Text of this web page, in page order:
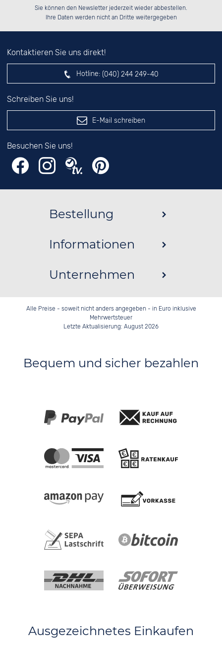
██░░░░░░██░░░░░░░░░░██░░██░░░░░░
██████░░██████░░░░████░░██████░░
░░░░██░░██░░██░░░░░░██░░██░░██░░
Bitte tragen Sie die Zahl in
das nebenstehende Feld ein.
Sie können den Newsletter jederzeit wieder abbestellen.
Ihre Daten werden nicht an Dritte weitergegeben
Kontaktieren Sie uns direkt!
Hotline: (040) 244 249-40
Schreiben Sie uns!
E-Mail schreiben
Besuchen Sie uns!
Bestellung
Informationen
Unternehmen
Alle Preise - soweit nicht anders angegeben - in Euro inklusive
Mehrwertsteuer
Letzte Aktualisierung: August 2026
Bequem und sicher bezahlen
Ausgezeichnetes Einkaufen